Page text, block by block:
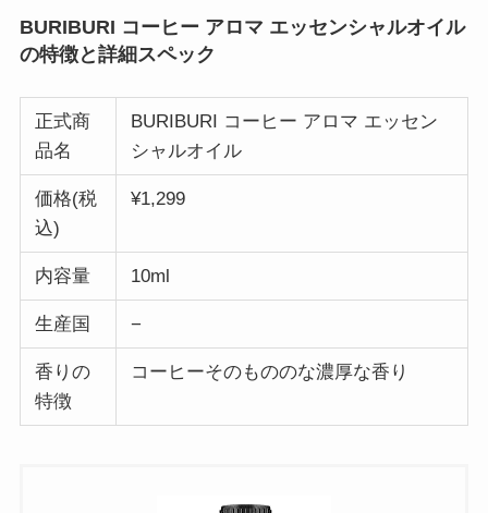
BURIBURI コーヒー アロマ エッセンシャルオイル
の特徴と詳細スペック
正式商
品名
BURIBURI コーヒー アロマ エッセン
シャルオイル
価格(税
込)
¥1,299
内容量 10ml
生産国 −
香りの
特徴
コーヒーそのもののな濃厚な香り